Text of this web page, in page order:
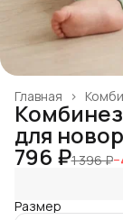
Главная ›
для
796 ₽1 396 ₽−
Размер